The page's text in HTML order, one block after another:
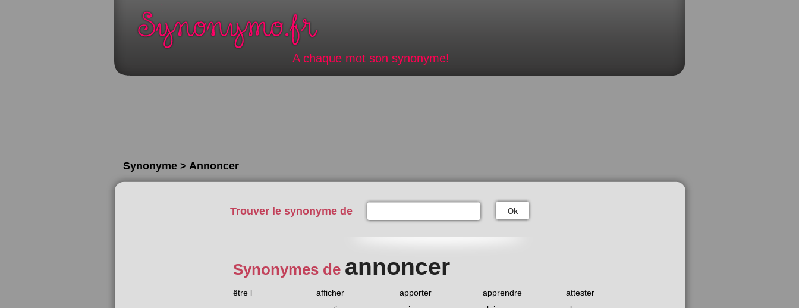
A chaque mot son synonyme!
Synonyme > Annoncer
Trouver le synonyme de Ok
Synonymes de annoncer
être l afficher apporter apprendre
attester